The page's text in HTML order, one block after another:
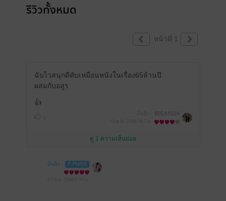
รีวิวทั้งหมด
หน้าที่ 1
ฉับไวสนุกดีคับเหมือนหนังในเรื่อง65ล้านปี
ผสมกับอสูร
👍
BIGA1024
ดู 1 ความเห็นย่อย
มีแล้ว - P.PNPJR